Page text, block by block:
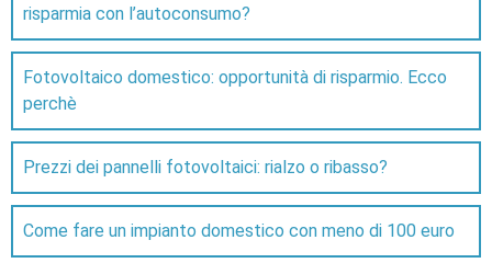
risparmia con l’autoconsumo?
Fotovoltaico domestico: opportunità di risparmio. Ecco
perchè
Prezzi dei pannelli fotovoltaici: rialzo o ribasso?
Come fare un impianto domestico con meno di 100 euro